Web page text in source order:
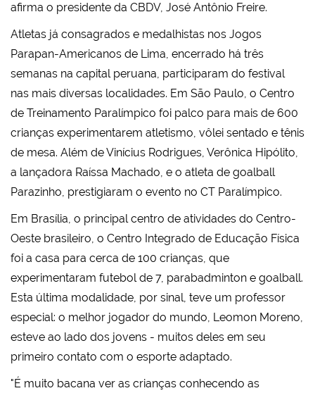
afirma o presidente da CBDV, José Antônio Freire.
Atletas já consagrados e medalhistas nos Jogos
Parapan-Americanos de Lima, encerrado há três
semanas na capital peruana, participaram do festival
nas mais diversas localidades. Em São Paulo, o Centro
de Treinamento Paralímpico foi palco para mais de 600
crianças experimentarem atletismo, vôlei sentado e tênis
de mesa. Além de Vinícius Rodrigues, Verônica Hipólito,
a lançadora Raíssa Machado, e o atleta de goalball
Parazinho, prestigiaram o evento no CT Paralímpico.
Em Brasília, o principal centro de atividades do Centro-
Oeste brasileiro, o Centro Integrado de Educação Física
foi a casa para cerca de 100 crianças, que
experimentaram futebol de 7, parabadminton e goalball.
Esta última modalidade, por sinal, teve um professor
especial: o melhor jogador do mundo, Leomon Moreno,
esteve ao lado dos jovens - muitos deles em seu
primeiro contato com o esporte adaptado.
"É muito bacana ver as crianças conhecendo as